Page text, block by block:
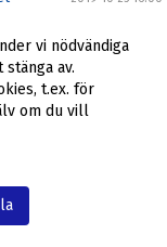
2019-10-20 12:31
2019-10-16 16:44
2019-10-07 10:00
vi nödvändiga
av.
t.ex. för
om du vill